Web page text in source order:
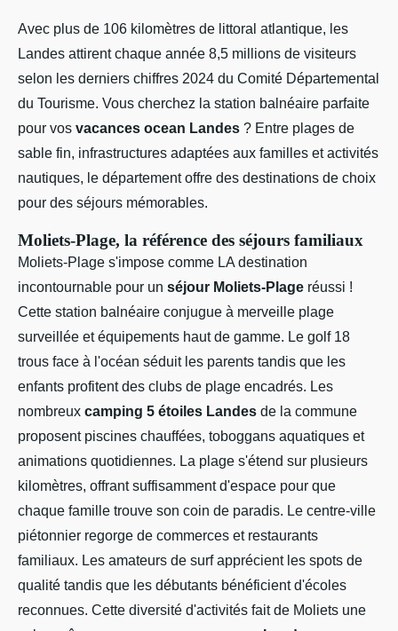
Avec plus de 106 kilomètres de littoral atlantique, les
Landes attirent chaque année 8,5 millions de visiteurs
selon les derniers chiffres 2024 du Comité Départemental
du Tourisme. Vous cherchez la station balnéaire parfaite
pour vos vacances ocean Landes ? Entre plages de
sable fin, infrastructures adaptées aux familles et activités
nautiques, le département offre des destinations de choix
pour des séjours mémorables.
Moliets-Plage, la référence des séjours familiaux
Moliets-Plage s'impose comme LA destination
incontournable pour un séjour Moliets-Plage réussi !
Cette station balnéaire conjugue à merveille plage
surveillée et équipements haut de gamme. Le golf 18
trous face à l'océan séduit les parents tandis que les
enfants profitent des clubs de plage encadrés. Les
nombreux camping 5 étoiles Landes de la commune
proposent piscines chauffées, toboggans aquatiques et
animations quotidiennes. La plage s'étend sur plusieurs
kilomètres, offrant suffisamment d'espace pour que
chaque famille trouve son coin de paradis. Le centre-ville
piétonnier regorge de commerces et restaurants
familiaux. Les amateurs de surf apprécient les spots de
qualité tandis que les débutants bénéficient d'écoles
reconnues. Cette diversité d'activités fait de Moliets une